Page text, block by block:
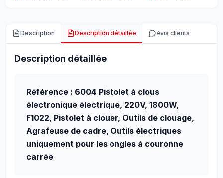
Description Description détaillée Avis clients
Description détaillée
Référence : 6004 Pistolet à clous
électronique électrique, 220V, 1800W,
F1022, Pistolet à clouer, Outils de clouage,
Agrafeuse de cadre, Outils électriques
uniquement pour les ongles à couronne
carrée